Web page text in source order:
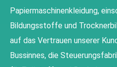
Papiermaschinenkleidung,
Bildungsstoffe und
auf das Vertrauen unserer
Bussinnes, die